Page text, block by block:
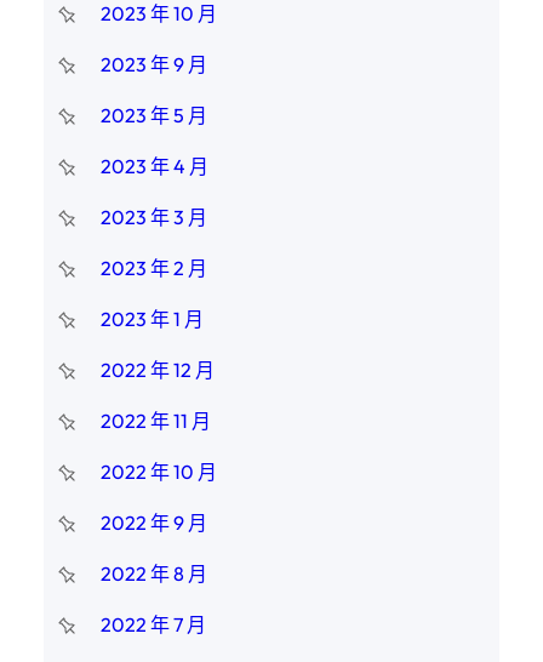
2023 年 10 月
2023 年 9 月
2023 年 5 月
2023 年 4 月
2023 年 3 月
2023 年 2 月
2023 年 1 月
2022 年 12 月
2022 年 11 月
2022 年 10 月
2022 年 9 月
2022 年 8 月
2022 年 7 月